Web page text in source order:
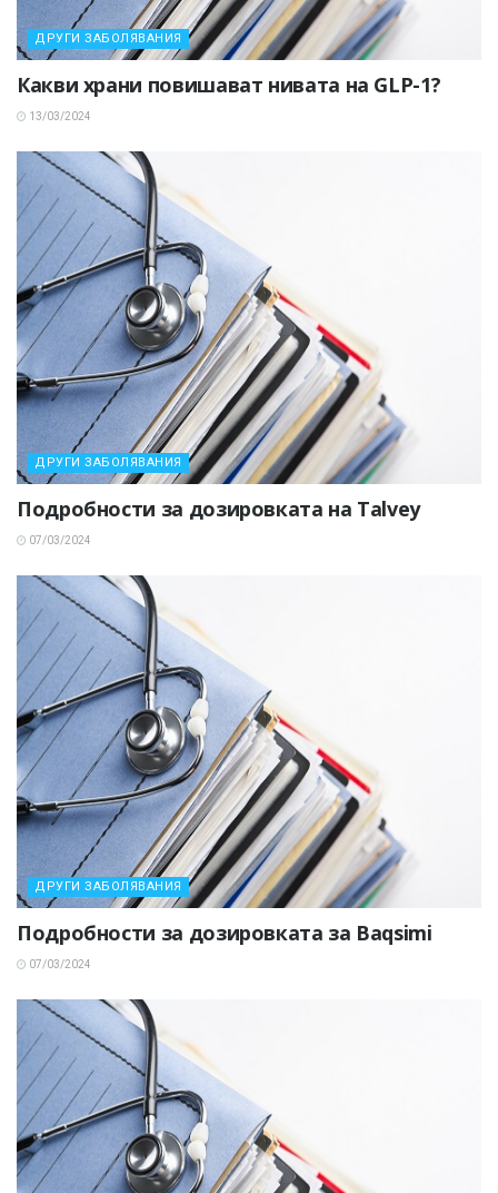
ДРУГИ ЗАБОЛЯВАНИЯ
Какви храни повишават нивата на GLP-1?
13/03/2024
ДРУГИ ЗАБОЛЯВАНИЯ
Подробности за дозировката на Talvey
07/03/2024
ДРУГИ ЗАБОЛЯВАНИЯ
Подробности за дозировката за Baqsimi
07/03/2024